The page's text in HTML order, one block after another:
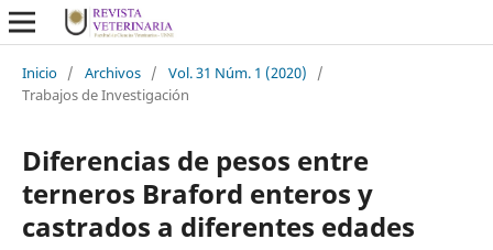
Inicio / Archivos / Vol. 31 Núm. 1 (2020)
/
Trabajos de Investigación
Diferencias de pesos entre
terneros Braford enteros y
castrados a diferentes edades